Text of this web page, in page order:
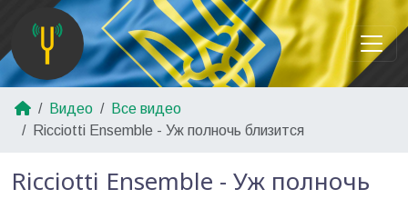
Видео
Все видео
Ricciotti Ensemble - Уж полночь близится
Ricciotti Ensemble - Уж полночь